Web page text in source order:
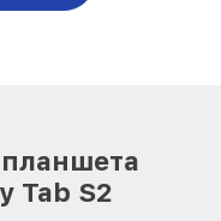
Tab S2